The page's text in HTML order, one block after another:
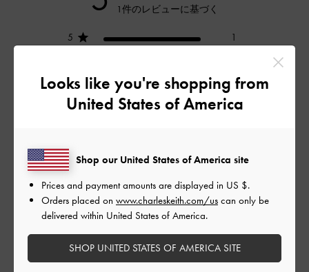
1件のレビューに基づく
5
1
3
とてもよかった
Looks like you're shopping from
United States of America
Shop our United States of America site
Prices and payment amounts are displayed in US $.
Orders placed on www.charleskeith.com/us can only be
delivered within United States of America.
SHOP UNITED STATES OF AMERICA SITE